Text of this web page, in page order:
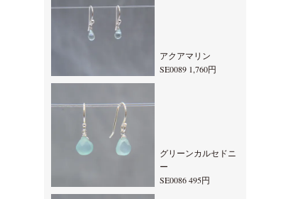
アクアマリン
SE0089 1,760円
グリーンカルセドニ
ー
SE0086 495円